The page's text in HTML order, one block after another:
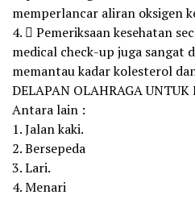
memperlancar aliran oksigen
4.  Pemeriksaan kesehatan
medical check-up juga sangat
memantau kadar kolesterol
DELAPAN OLAHRAGA UNTUK
Antara lain :
1. Jalan kaki.
2. Bersepeda
3. Lari.
4. Menari